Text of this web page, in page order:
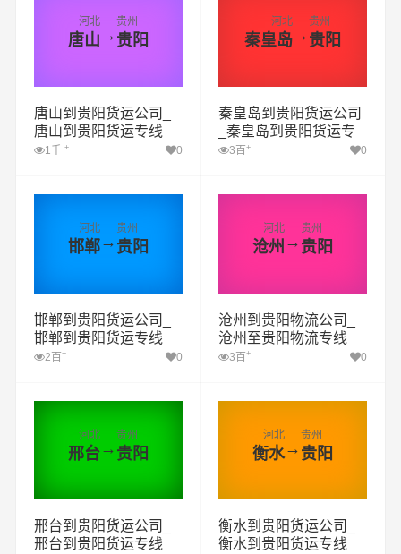
河北
唐山 →
贵州
贵阳
唐山到贵阳货运公司_
唐山到贵阳货运专线
1千 + 0
河北
秦皇岛→
贵州
贵阳
秦皇岛到贵阳货运公司
_秦皇岛到贵阳货运专
线3百 + 0
河北
邯郸→
贵州
贵阳
邯郸到贵阳货运公司_
邯郸到贵阳货运专线
2百+ 0
河北
沧州 →
贵州
贵阳
沧州到贵阳物流公司_
沧州至贵阳物流专线
3百+ 0
河北
邢台→
贵州
贵阳
邢台到贵阳货运公司_
邢台到贵阳货运专线
河北
衡水→
贵州
贵阳
衡水到贵阳货运公司_
衡水到贵阳货运专线